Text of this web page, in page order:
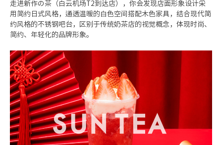
走进新作の茶（白云机场T2到达店），你会发现店面形象设计采
用简约日式风格，通透温暖的白色空间搭配木色家具，结合现代简
约风格的不锈钢吧台，区别于传统奶茶店的视觉概念，体现时尚、
简约、年轻化的品牌形象。